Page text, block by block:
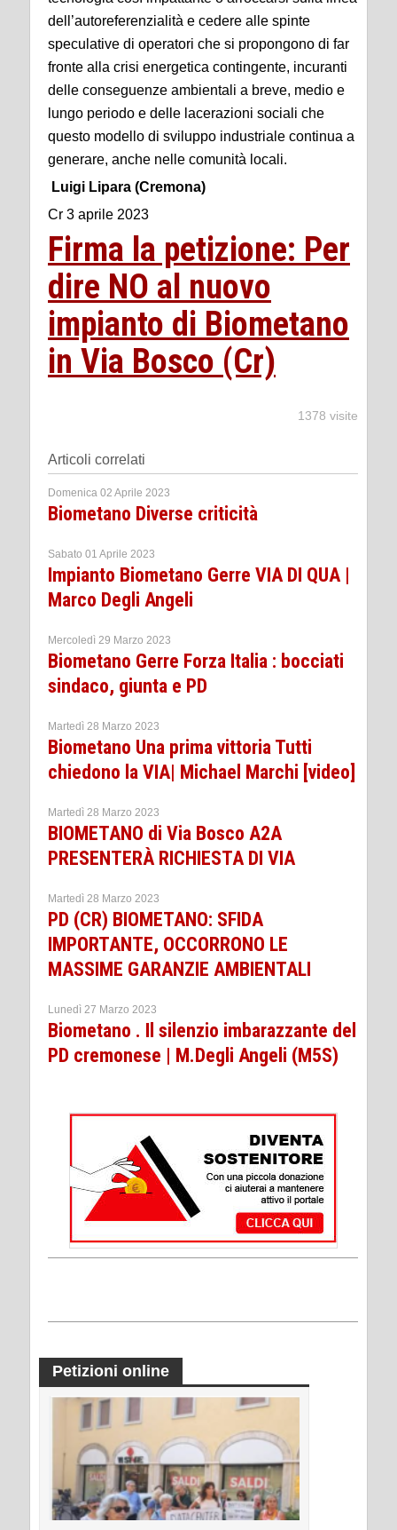
dell’autoreferenzialità e cedere alle spinte
speculative di operatori che si propongono di far
fronte alla crisi energetica contingente, incuranti
delle conseguenze ambientali a breve, medio e
lungo periodo e delle lacerazioni sociali che
questo modello di sviluppo industriale continua a
generare, anche nelle comunità locali.
Luigi Lipara (Cremona)
Cr 3 aprile 2023
Firma la petizione: Per
dire NO al nuovo
impianto di Biometano
in Via Bosco (Cr)
1378 visite
Articoli correlati
Domenica 02 Aprile 2023
Biometano Diverse criticità
Sabato 01 Aprile 2023
Impianto Biometano Gerre VIA DI QUA |
Marco Degli Angeli
Mercoledì 29 Marzo 2023
Biometano Gerre Forza Italia : bocciati
sindaco, giunta e PD
Martedì 28 Marzo 2023
Biometano Una prima vittoria Tutti
chiedono la VIA| Michael Marchi [video]
Martedì 28 Marzo 2023
BIOMETANO di Via Bosco A2A
PRESENTERÀ RICHIESTA DI VIA
Martedì 28 Marzo 2023
PD (CR) BIOMETANO: SFIDA
IMPORTANTE, OCCORRONO LE
MASSIME GARANZIE AMBIENTALI
Lunedì 27 Marzo 2023
Biometano . Il silenzio imbarazzante del
PD cremonese | M.Degli Angeli (M5S)
Petizioni online